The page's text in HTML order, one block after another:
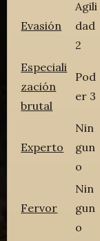
Evasión
Agili
dad
2
Especiali
zación
brutal
Pod
er 3
Experto
Nin
gun
o
Fervor
Nin
gun
o